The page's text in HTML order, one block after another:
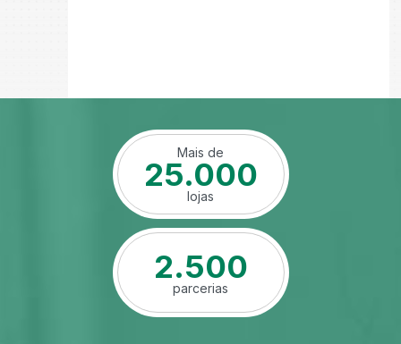
Mais de
25.000
lojas
2.500
parcerias